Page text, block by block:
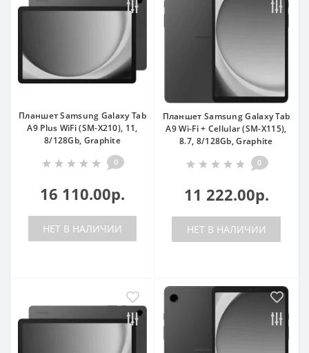
Планшет Samsung Galaxy Tab
A9 Plus WiFi (SM-X210), 11,
8/128Gb, Graphite
0
16 110.00р.
НЕТ В НАЛИЧИИ
Планшет Samsung Galaxy Tab
A9 Wi-Fi + Cellular (SM-X115),
8.7, 8/128Gb, Graphite
0
11 222.00р.
НЕТ В НАЛИЧИИ